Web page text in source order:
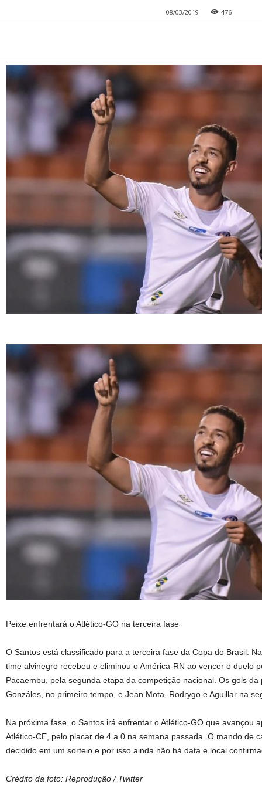
08/03/2019 476
Peixe enfrentará o Atlético-GO na terceira fase
O Santos está classificado para a terceira fase da Copa do Brasil.
time alvinegro recebeu e eliminou o América-RN ao vencer o duelo
Pacaembu, pela segunda etapa da competição nacional. Os gols
Gonzáles, no primeiro tempo, e Jean Mota, Rodrygo e Aguillar na
Na próxima fase, o Santos irá enfrentar o Atlético-GO que avançou
Atlético-CE, pelo placar de 4 a 0 na semana passada. O mando de
decidido em um sorteio e por isso ainda não há data e local
Crédito da foto: Reprodução / Twitter